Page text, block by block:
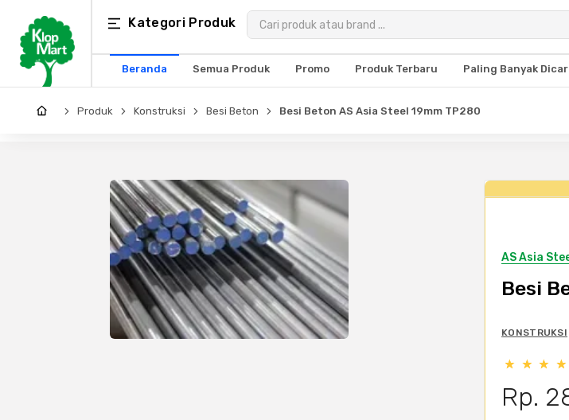
Kategori Produk
Beranda Semua Produk Promo Produk Terbaru Paling Banyak
Kategori
Produk
Arsitektur
Produk Konstruksi Besi Beton Besi Beton AS Asia Steel 19mm TP280
AS Asia
Besi
KONSTRUKSI
Rp.